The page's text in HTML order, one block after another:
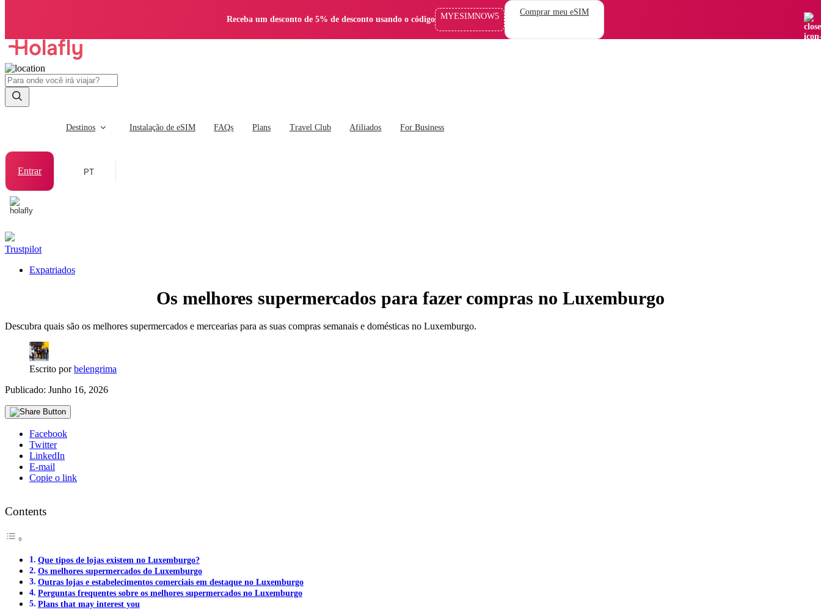
Receba um desconto de 5% de desconto usando o código MYESIMNOW5 Comprar meu eSIM
Destinos Instalação de eSIM FAQs Plans Travel Club Afiliados For Business
Entrar PT
Trustpilot
Expatriados
Os melhores supermercados para fazer compras no Luxemburgo
Descubra quais são os melhores supermercados e mercearias para as suas compras semanais e domésticas no Luxemburgo.
Escrito porbelengrima
Publicado: Junho 16, 2026
Facebook
Twitter
LinkedIn
E-mail
Copie o link
Contents
Que tipos de lojas existem no Luxemburgo?
Os melhores supermercados do Luxemburgo
Outras lojas e estabelecimentos comerciais em destaque no Luxemburgo
Perguntas frequentes sobre os melhores supermercados no Luxemburgo
Plans that may interest you